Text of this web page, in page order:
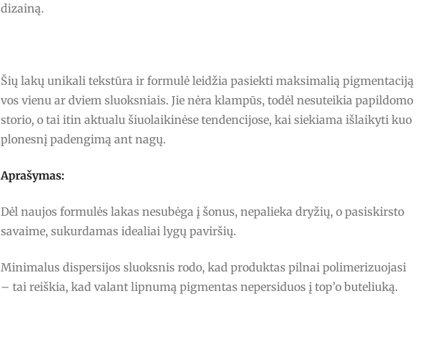
dizainą.
Šių lakų unikali tekstūra ir formulė leidžia pasiekti maksimalią pigmentaciją
vos vienu ar dviem sluoksniais. Jie nėra klampūs, todėl nesuteikia papildomo
storio, o tai itin aktualu šiuolaikinėse tendencijose, kai siekiama išlaikyti kuo
plonesnį padengimą ant nagų.
Aprašymas:
Dėl naujos formulės lakas nesubėga į šonus, nepalieka dryžių, o pasiskirsto
savaime, sukurdamas idealiai lygų paviršių.
Minimalus dispersijos sluoksnis rodo, kad produktas pilnai polimerizuojasi
– tai reiškia, kad valant lipnumą pigmentas nepersiduos į top’o buteliuką.